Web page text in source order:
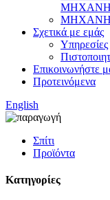
ΜΗΧΑΝΗ
Σχετικά με εμάς
Υπηρεσίες
Επικοινωνήστε
Προτεινόμενα
English
Σπίτι
Προϊόντα
Κατηγορίες